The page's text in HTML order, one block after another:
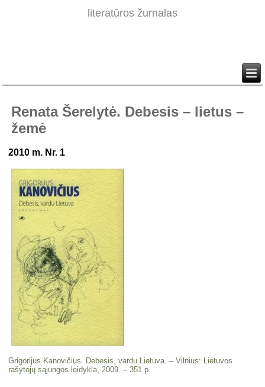
literatūros žurnalas
Renata Šerelytė. Debesis – lietus –
žemė
2010 m. Nr. 1
Grigorijus Kanovičius. Debesis, vardu Lietuva. – Vilnius: Lietuvos
rašytojų sąjungos leidykla, 2009. – 351 p.